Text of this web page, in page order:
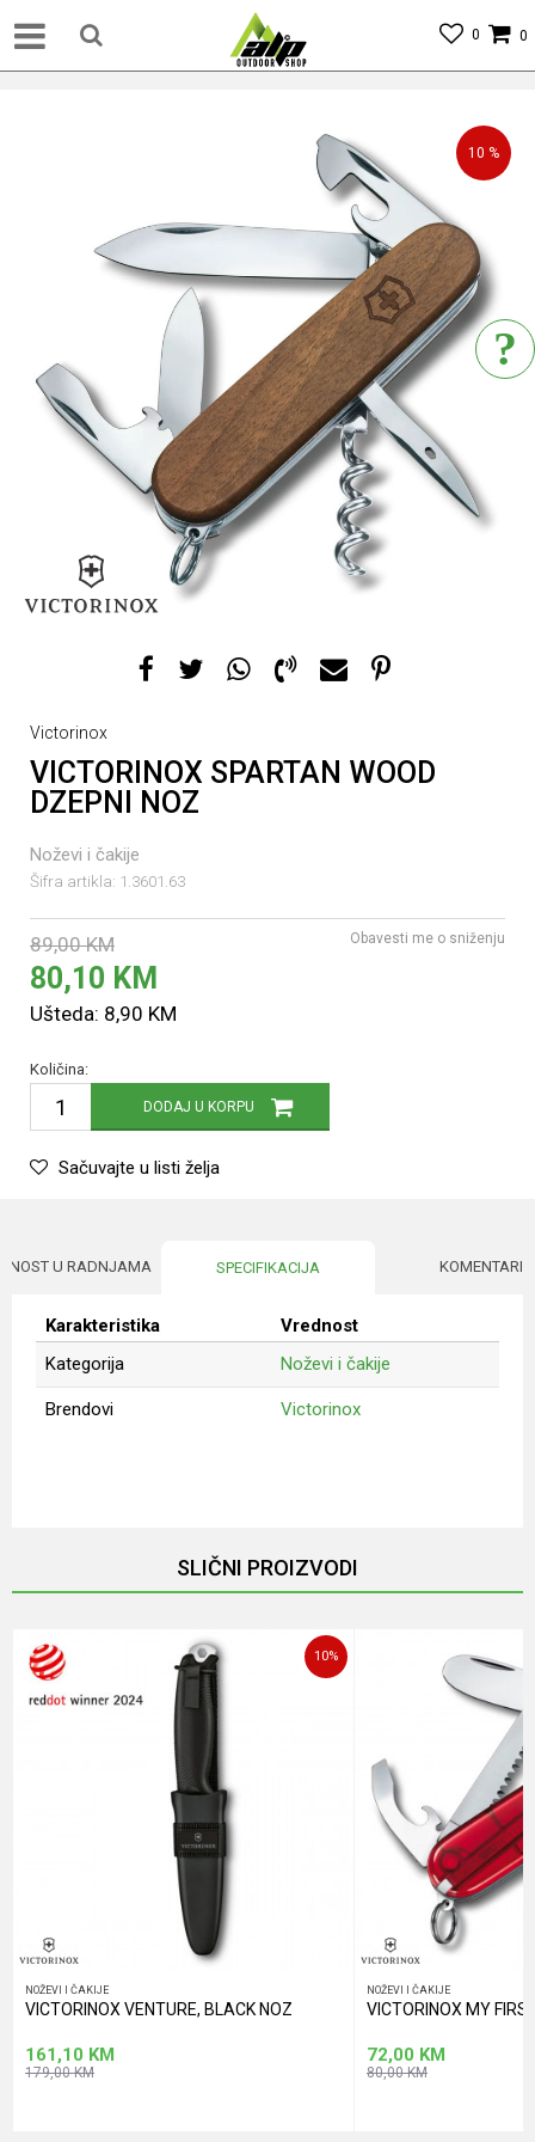
0
0
10 %
Victorinox
VICTORINOX SPARTAN WOOD
DZEPNI NOZ
Noževi i čakije
Šifra artikla: 1.3601.63
89,00 KM
80,10 KM
Ušteda: 8,90 KM
Obavesti me o sniženju
Količina:
DODAJ U KORPU
Sačuvajte u listi želja
U RADNJAMA SPECIFIKACIJA KOMENTARI
Karakteristika
Vrednost
Kategorija
Noževi i čakije
Brendovi Victorinox
SLIČNI PROIZVODI
10%
NOŽEVI I ČAKIJE
VICTORINOX VENTURE, BLACK NOZ
161,10 KM
179,00KM
NOŽEVI I ČAKIJE
VICTORINOX MY
72,00 KM
80,00KM